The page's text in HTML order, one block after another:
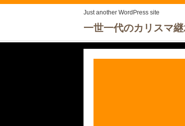
Just another WordPress site
一世一代のカリスマ